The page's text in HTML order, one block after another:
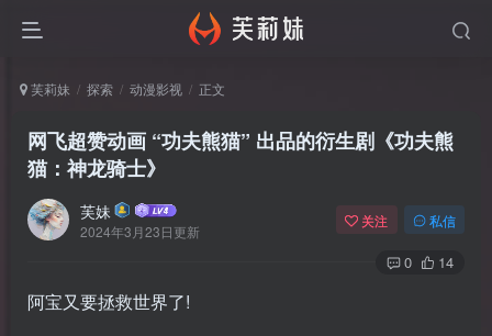
芙莉妹 探索 动漫影视 正文
网飞超赞动画 “功夫熊猫” 出品的衍生剧《功夫熊
猫：神龙骑士》
芙妹
2024年3月23日更新
关注 私信
0 14
阿宝又要拯救世界了!